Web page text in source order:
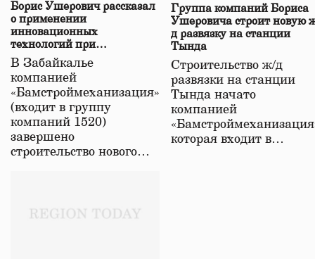
Борис Ушерович рассказал
о применении
инновационных
технологий при
строительстве нового моста
в Забайкалье
В Забайкалье
компанией
«Бамстроймеханизация»
(входит в группу
компаний 1520)
завершено
строительство нового…
Группа компаний Бориса
Ушеровича строит новую
д развязку на станции
Тында
Строительство ж/д
развязки на станции
Тында начато
компанией
которая входит в…